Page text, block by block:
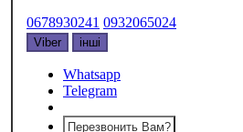
0678930241 0932065024
Viber інші
Whatsapp
Telegram
Перезвонить Вам?